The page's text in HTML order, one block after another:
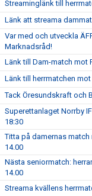
Streaminglänk till
Länk att streama
Var med och utveckla
Marknadsråd!
Länk till Dam-match mot
Länk till herrmatchen
Tack Öresundskraft och
Superettanlaget Norrby
18:30
Titta på damernas
14.00
Nästa seniormatch:
14.00
Streama kvällens